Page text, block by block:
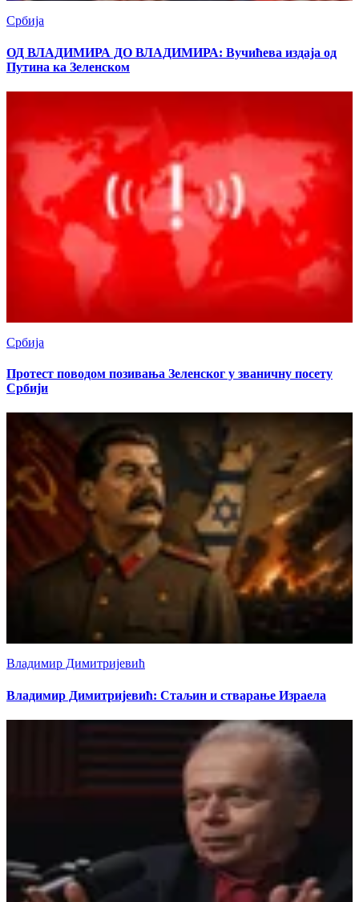
Србија
ОД ВЛАДИМИРА ДО ВЛАДИМИРА: Вучићева издаја од
Путина ка Зеленском
Србија
Протест поводом позивања Зеленског у званичну посету
Србији
Владимир Димитријевић
Владимир Димитријевић: Стаљин и стварање Израела